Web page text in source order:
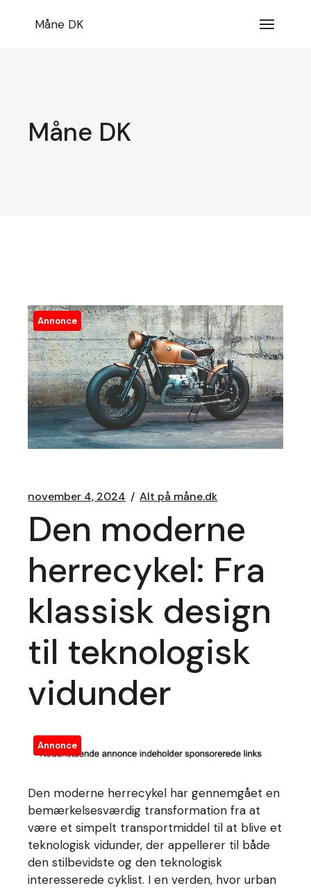
indholdMåne DK
Måne DK
Annonce
november 4, 2024 Alt på måne.dk
Den moderne
herrecykel: Fra
klassisk design
til teknologisk
vidunder
Annonce
Den moderne herrecykel har gennemgået en
bemærkelsesværdig transformation fra at
være et simpelt transportmiddel til at blive et
teknologisk vidunder, der appellerer til både
den stilbevidste og den teknologisk
interesserede cyklist. I en verden, hvor urban